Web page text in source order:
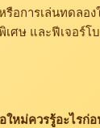
อการเล่นทดลอ
ษ และฟีเจอร์โ
หม่ควรรู้อะไรก่